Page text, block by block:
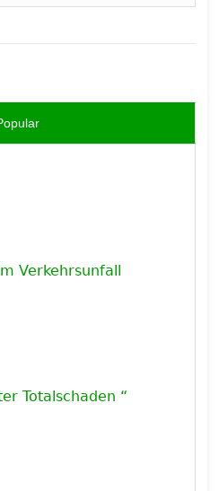
Verkehrsunfall
Totalschaden “